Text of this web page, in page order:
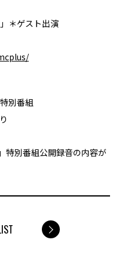
＊ゲスト出演
別番組
特別番組公開録音の内容が